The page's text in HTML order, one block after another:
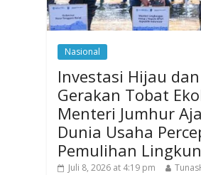
Nasional
Investasi Hijau dan
Gerakan Tobat
Menteri Jumhur
Dunia Usaha
Pemulihan
Juli 8, 2026 at 4:19 pm